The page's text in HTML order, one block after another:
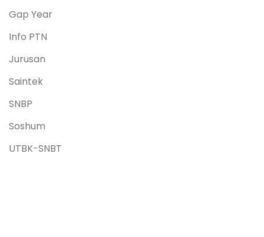
Gap Year
Info PTN
Jurusan
Saintek
SNBP
Soshum
UTBK-SNBT